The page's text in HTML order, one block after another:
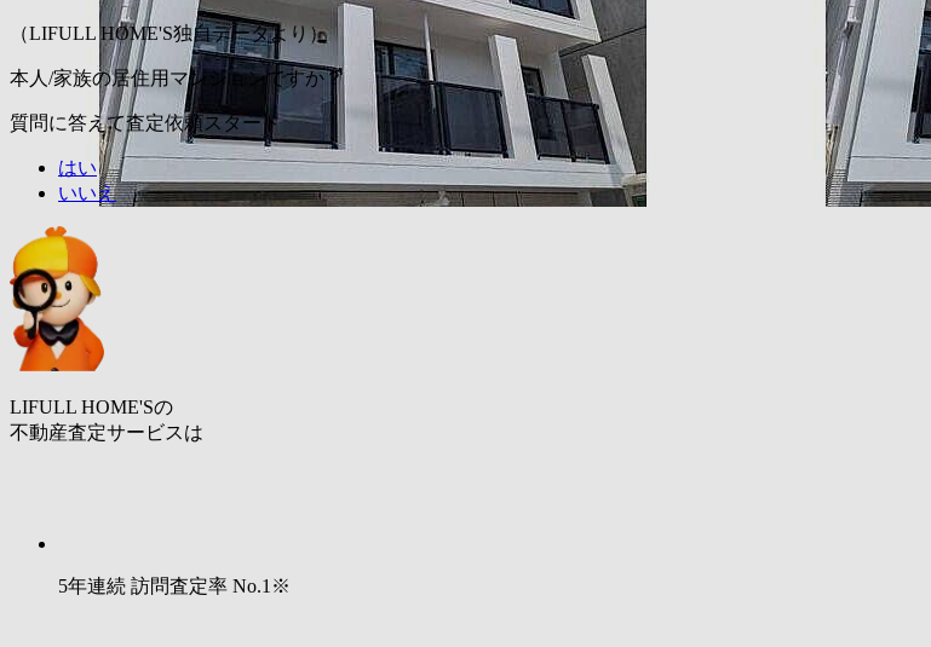
（LIFULL HOME'S独自データより）
本人/家族の居住用マンションですか？
質問に答えて査定依頼スタート
はい
いいえ
LIFULL HOME'Sの
不動産査定サービスは
5年連続 訪問査定率 No.1 ※